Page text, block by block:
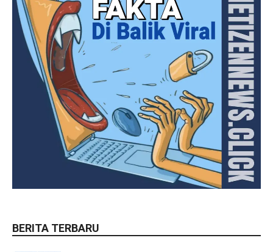
BERITA TERBARU